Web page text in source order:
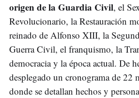
origen de la Guardia Civil, el
Revolucionario, la Restauración
reinado de Alfonso XIII, la
Guerra Civil, el franquismo, la
democracia y la época actual. De
desplegado un cronograma de 22
donde se detallan hechos y